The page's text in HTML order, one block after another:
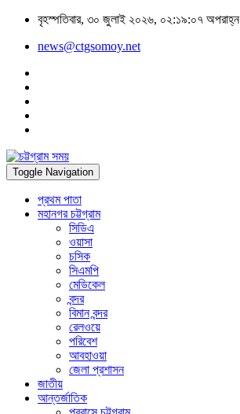
বৃহস্পতিবার, ৩০ জুলাই ২০২৬, ০২:১৯:০৭ অপরাহ্ন
news@ctgsomoy.net
Toggle Navigation
প্রথম পাতা
মহানগর চট্টগ্রাম
সিডিএ
ওয়াসা
চসিক
সিএমপি
মেডিকেল
বন্দর
বিমান বন্দর
রেলওয়ে
পরিবেশ
আবহাওয়া
জেলা প্রশাসন
জাতীয়
আন্তর্জাতিক